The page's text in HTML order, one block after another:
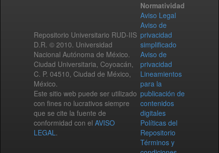
Repositorio Universitario RUD-IIS
D.R. © 2010. Universidad
Nacional Autónoma de México.
Ciudad Universitaria, Coyoacán,
C. P. 04510, Ciudad de México,
México.
Este sitio web puede ser utilizado
con fines no lucrativos siempre
que se cite la fuente de
conformidad con el AVISO
LEGAL.
Normatividad
Aviso Legal
Aviso de
privacidad
simplificado
Aviso de
privacidad
Lineamientos
para la
publicación de
contenidos
digitales
Políticas del
Repositorio
Términos y